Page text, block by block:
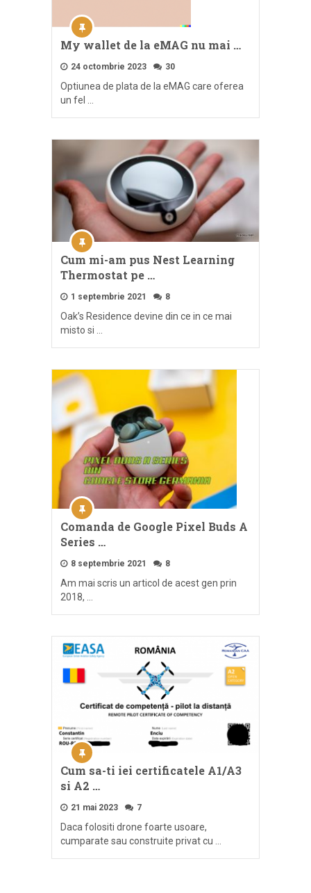
My wallet de la eMAG nu mai …
24 octombrie 2023 30
Optiunea de plata de la eMAG care oferea
un fel …
Cum mi-am pus Nest Learning
Thermostat pe …
1 septembrie 2021 8
Oak’s Residence devine din ce in ce mai
misto si …
Comanda de Google Pixel Buds A
Series …
8 septembrie 2021 8
Am mai scris un articol de acest gen prin
2018, …
Cum sa-ti iei certificatele A1/A3
si A2 …
21 mai 2023 7
Daca folositi drone foarte usoare,
cumparate sau construite privat cu …